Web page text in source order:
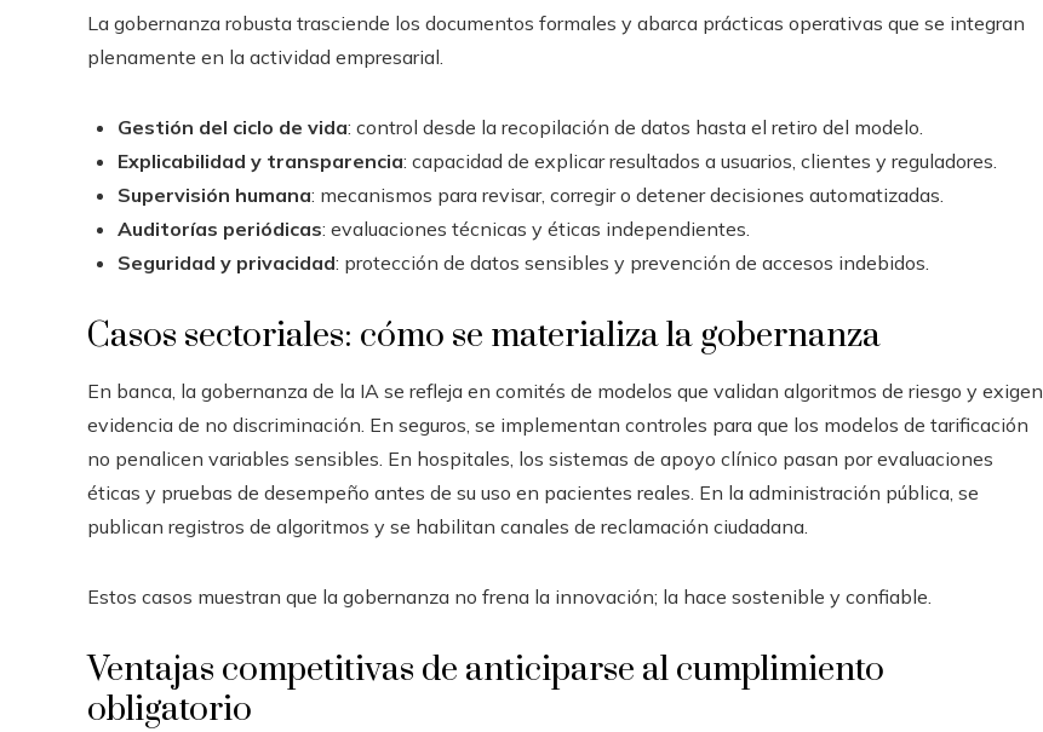
La gobernanza robusta trasciende los documentos formales y abarca prácticas operativas que se integran
plenamente en la actividad empresarial.
Gestión del ciclo de vida: control desde la recopilación de datos hasta el retiro del modelo.
Explicabilidad y transparencia: capacidad de explicar resultados a usuarios, clientes y reguladores.
Supervisión humana: mecanismos para revisar, corregir o detener decisiones automatizadas.
Auditorías periódicas: evaluaciones técnicas y éticas independientes.
Seguridad y privacidad: protección de datos sensibles y prevención de accesos indebidos.
Casos sectoriales: cómo se materializa la gobernanza
En banca, la gobernanza de la IA se refleja en comités de modelos que validan algoritmos de riesgo y exigen
evidencia de no discriminación. En seguros, se implementan controles para que los modelos de tarificación
no penalicen variables sensibles. En hospitales, los sistemas de apoyo clínico pasan por evaluaciones
éticas y pruebas de desempeño antes de su uso en pacientes reales. En la administración pública, se
publican registros de algoritmos y se habilitan canales de reclamación ciudadana.
Estos casos muestran que la gobernanza no frena la innovación; la hace sostenible y confiable.
Ventajas competitivas de anticiparse al cumplimiento
obligatorio